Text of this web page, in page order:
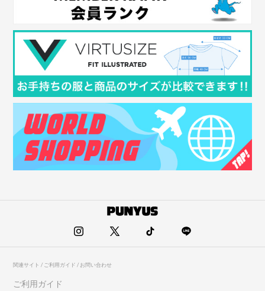
関連サイト / ご利用ガイド / お問い合わせ
ご利用ガイド